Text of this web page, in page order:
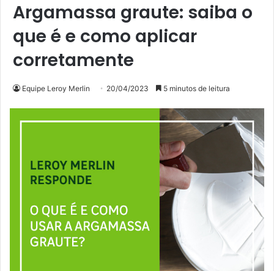
Argamassa graute: saiba o
que é e como aplicar
corretamente
Equipe Leroy Merlin 20/04/2023 5 minutos de leitura